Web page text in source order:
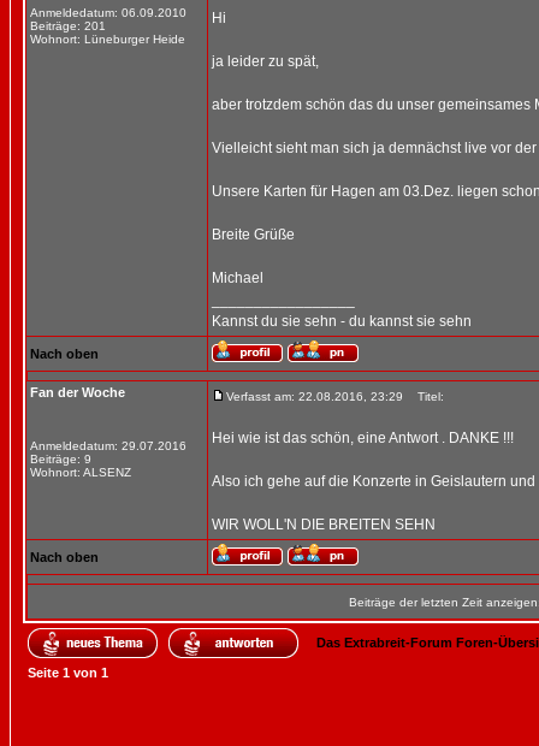
Anmeldedatum: 06.09.2010
Beiträge: 201
Wohnort: Lüneburger Heide
Hi
ja leider zu spät,
aber trotzdem schön das du unser gemeinsames
Vielleicht sieht man sich ja demnächst live vor
Unsere Karten für Hagen am 03.Dez. liegen
Breite Grüße
Michael
Kannst du sie sehn - du kannst sie sehn
Nach oben
Fan der Woche
Anmeldedatum: 29.07.2016
Beiträge: 9
Wohnort: ALSENZ
Verfasst am: 22.08.2016, 23:29 Titel:
Hei wie ist das schön, eine Antwort . DANKE !!!
Also ich gehe auf die Konzerte in Geislautern und
WIR WOLL'N DIE BREITEN SEHN
Nach oben
Beiträge der letzten Zeit
Das Extrabreit-Forum Foren-
Seite 1 von 1